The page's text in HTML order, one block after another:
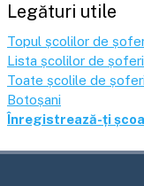
Legături utile
Topul școlilor de
Lista școlilor de
Toate școlile de
Botoșani
Înregistrează-ți